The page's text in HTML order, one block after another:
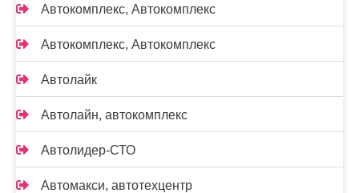
Автокомплекс, Автокомплекс
Автокомплекс, Автокомплекс
Автолайк
Автолайн, автокомплекс
Автолидер-СТО
Автомакси, автотехцентр